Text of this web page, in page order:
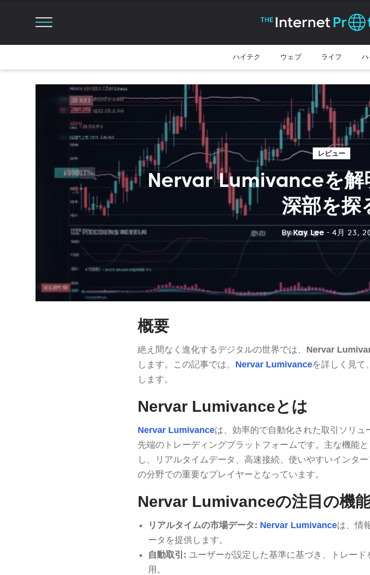
ハイテク ウェブ ライフ
レビュー
Nervar Lumivanceを解
深部を探
ByKay Lee - 4月 23,
概要
絶え間なく進化するデジタルの世界では、 Nervar
します。この記事では、 Nervar Lumivanceを詳しく見て
します。
Nervar Lumivanceとは
Nervar Lumivanceは、効率的で自動化された取引ソリ
先端のトレーディングプラットフォームです。主な機能
し、リアルタイムデータ、高速接続、使いやすいインタ
の分野での重要なプレイヤーとなっています。
Nervar Lumivanceの注目の機
リアルタイムの市場データ: Nervar Lumivanceは、情
ータを提供します。
自動取引: ユーザーが設定した基準に基づき、トレー
用。